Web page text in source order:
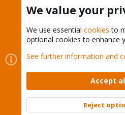
Cookies
Proxmox Support
Contact us
Terms and rules
Community platform by XenForo ©
We value your
We use essential cookies to
optional cookies to enhance
See further information and
Accept
Reject